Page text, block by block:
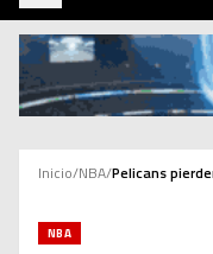
Inicio/NBA/Pelicans
NBA